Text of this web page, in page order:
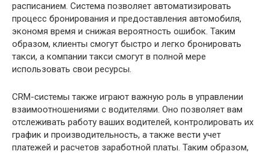
расписанием. Система позволяет автоматизировать
процесс бронирования и предоставления автомобиля,
экономя время и снижая вероятность ошибок. Таким
образом, клиенты смогут быстро и легко бронировать
такси, а компании такси смогут в полной мере
использовать свои ресурсы.
CRM-системы также играют важную роль в управлении
взаимоотношениями с водителями. Оно позволяет вам
отслеживать работу ваших водителей, контролировать их
график и производительность, а также вести учет
платежей и расчетов заработной платы. Таким образом,